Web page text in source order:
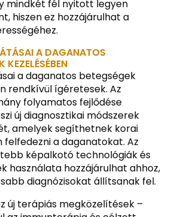
mindkét fél nyitott legyen
hiszen ez hozzájárulhat a
A DAGANATOS
KEZELÉSÉBEN
a daganatos betegségek
rendkívül ígéretesek. Az
folyamatos fejlődése
új diagnosztikai módszerek
amelyek segíthetnek korai
felfedezni a daganatokat. Az
képalkotó technológiák és
használata hozzájárulhat ahhoz,
diagnózisokat állítsanak fel.
új terápiás megközelítések –